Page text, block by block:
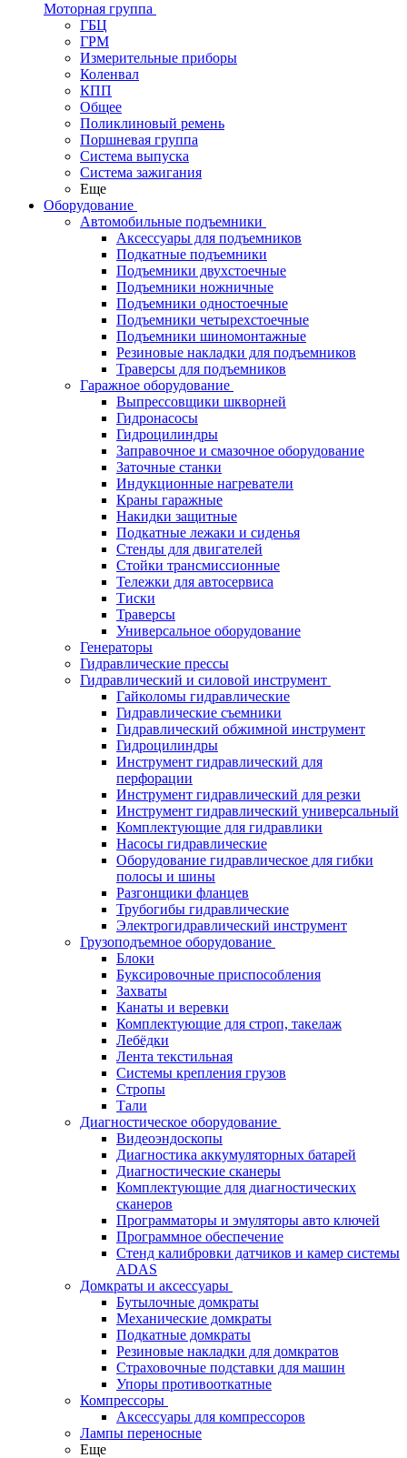
Моторная группа
ГБЦ
ГРМ
Измерительные приборы
Коленвал
КПП
Общее
Поликлиновый ремень
Поршневая группа
Система выпуска
Система зажигания
Еще
Оборудование
Автомобильные подъемники
Аксессуары для подъемников
Подкатные подъемники
Подъемники двухстоечные
Подъемники ножничные
Подъемники одностоечные
Подъемники четырехстоечные
Подъемники шиномонтажные
Резиновые накладки для подъемников
Траверсы для подъемников
Гаражное оборудование
Выпрессовщики шкворней
Гидронасосы
Гидроцилиндры
Заправочное и смазочное оборудование
Заточные станки
Индукционные нагреватели
Краны гаражные
Накидки защитные
Подкатные лежаки и сиденья
Стенды для двигателей
Стойки трансмиссионные
Тележки для автосервиса
Тиски
Траверсы
Универсальное оборудование
Генераторы
Гидравлические прессы
Гидравлический и силовой инструмент
Гайколомы гидравлические
Гидравлические съемники
Гидравлический обжимной инструмент
Гидроцилиндры
Инструмент гидравлический для
перфорации
Инструмент гидравлический для резки
Инструмент гидравлический универсальный
Комплектующие для гидравлики
Насосы гидравлические
Оборудование гидравлическое для гибки
полосы и шины
Разгонщики фланцев
Трубогибы гидравлические
Электрогидравлический инструмент
Грузоподъемное оборудование
Блоки
Буксировочные приспособления
Захваты
Канаты и веревки
Комплектующие для строп, такелаж
Лебёдки
Лента текстильная
Системы крепления грузов
Стропы
Тали
Диагностическое оборудование
Видеоэндоскопы
Диагностика аккумуляторных батарей
Диагностические сканеры
Комплектующие для диагностических
сканеров
Программаторы и эмуляторы авто ключей
Программное обеспечение
Стенд калибровки датчиков и камер системы
ADAS
Домкраты и аксессуары
Бутылочные домкраты
Механические домкраты
Подкатные домкраты
Резиновые накладки для домкратов
Страховочные подставки для машин
Упоры противооткатные
Компрессоры
Аксессуары для компрессоров
Лампы переносные
Еще